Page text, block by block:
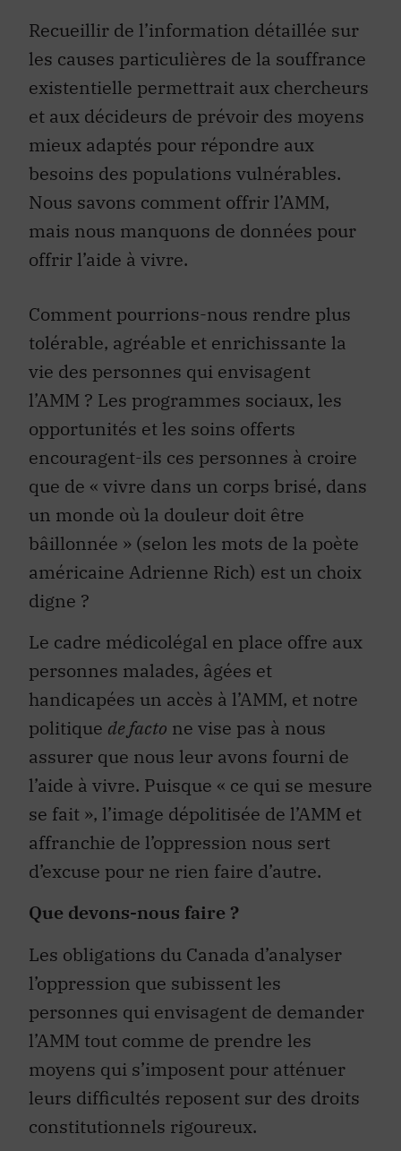
Recueillir de l’information détaillée sur
les causes particulières de la souffrance
existentielle permettrait aux chercheurs
et aux décideurs de prévoir des moyens
mieux adaptés pour répondre aux
besoins des populations vulnérables.
Nous savons comment offrir l’AMM,
mais nous manquons de données pour
offrir l’aide à vivre.
Comment pourrions-nous rendre plus
tolérable, agréable et enrichissante la
vie des personnes qui envisagent
l’AMM ? Les programmes sociaux, les
opportunités et les soins offerts
encouragent-ils ces personnes à croire
que de « vivre dans un corps brisé, dans
un monde où la douleur doit être
bâillonnée » (selon les mots de la poète
américaine Adrienne Rich) est un choix
digne ?
Le cadre médicolégal en place offre aux
personnes malades, âgées et
handicapées un accès à l’AMM, et notre
politique de facto ne vise pas à nous
assurer que nous leur avons fourni de
l’aide à vivre. Puisque « ce qui se mesure
se fait », l’image dépolitisée de l’AMM et
affranchie de l’oppression nous sert
d’excuse pour ne rien faire d’autre.
Que devons-nous faire ?
Les obligations du Canada d’analyser
l’oppression que subissent les
personnes qui envisagent de demander
l’AMM tout comme de prendre les
moyens qui s’imposent pour atténuer
leurs difficultés reposent sur des droits
constitutionnels rigoureux.